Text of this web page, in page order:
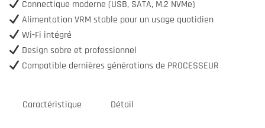
Connectique moderne (USB, SATA, M.2 NVMe)
Alimentation VRM stable pour un usage quotidien
Wi-Fi intégré
Design sobre et professionnel
Compatible dernières générations de PROCESSEUR
Caractéristique Détail